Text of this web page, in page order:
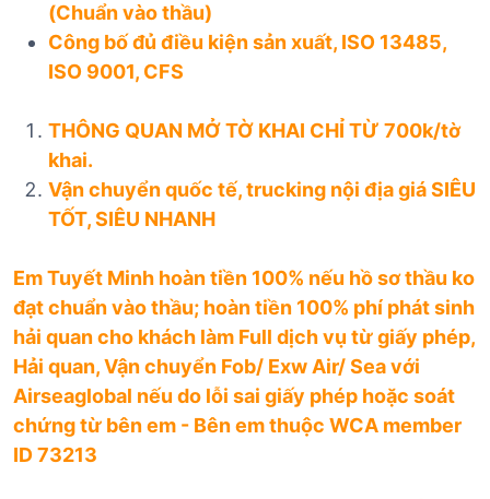
(Chuẩn vào thầu)
Công bố đủ điều kiện sản xuất, ISO 13485,
ISO 9001, CFS
THÔNG QUAN MỞ TỜ KHAI CHỈ TỪ 700k/tờ
khai.
Vận chuyển quốc tế, trucking nội địa giá SIÊU
TỐT, SIÊU NHANH
Em Tuyết Minh hoàn tiền 100% nếu hồ sơ thầu ko
đạt chuẩn vào thầu; hoàn tiền 100% phí phát sinh
hải quan cho khách làm Full dịch vụ từ giấy phép,
Hải quan, Vận chuyển Fob/ Exw Air/ Sea với
Airseaglobal nếu do lỗi sai giấy phép hoặc soát
chứng từ bên em - Bên em thuộc WCA member
ID 73213